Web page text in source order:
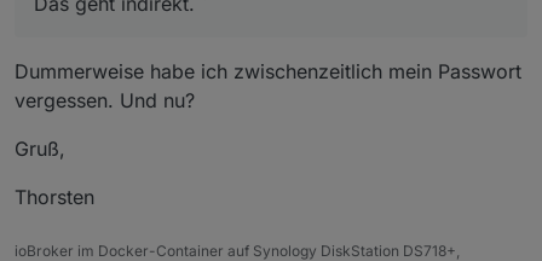
Dummerweise habe ich zwischenzeitlich mein Passwort
vergessen. Und nu?
Gruß,
Thorsten
ioBroker im Docker-Container auf Synology DiskStation DS718+,